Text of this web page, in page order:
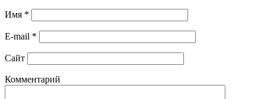
Имя *
E-mail *
Сайт
Комментарий